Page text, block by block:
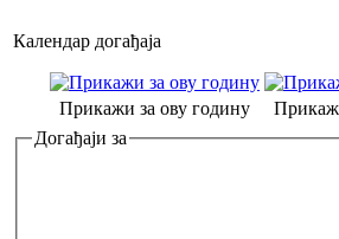
Календар догађаја
Прикажи за ову годину
Догађаји за